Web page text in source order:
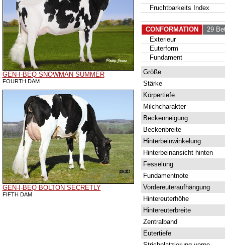
GEN-I-BEQ SNOWMAN SUMMER
FOURTH DAM
GEN-I-BEQ BOLTON SECRETLY
FIFTH DAM
Fruchtbarkeits Index
CONFORMATION
29
Exterieur
Euterform
Fundament
Größe
Stärke
Körpertiefe
Milchcharakter
Beckenneigung
Beckenbreite
Hinterbeinwinkelung
Hinterbeinansicht hinten
Fesselung
Fundamentnote
Vordereuteraufhängung
Hintereuterhöhe
Hintereuterbreite
Zentralband
Eutertiefe